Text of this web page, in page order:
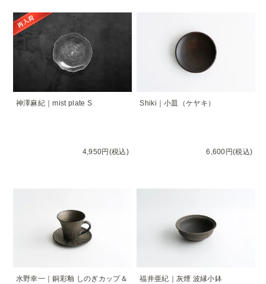
神澤麻紀｜mist plate S
4,950円(税込)
Shiki｜小皿（ケヤキ）
6,600円(税込)
水野幸一｜銅彩釉 しのぎカップ＆
福井亜紀｜灰煙 波縁小鉢